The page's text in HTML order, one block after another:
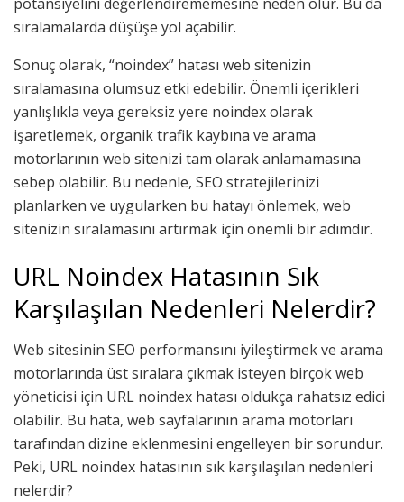
sıralamalarda düşüşe yol açabilir.
Sonuç olarak, “noindex” hatası web sitenizin
sıralamasına olumsuz etki edebilir. Önemli içerikleri
yanlışlıkla veya gereksiz yere noindex olarak
işaretlemek, organik trafik kaybına ve arama
motorlarının web sitenizi tam olarak anlamamasına
sebep olabilir. Bu nedenle, SEO stratejilerinizi
planlarken ve uygularken bu hatayı önlemek, web
sitenizin sıralamasını artırmak için önemli bir adımdır.
URL Noindex Hatasının Sık
Karşılaşılan Nedenleri Nelerdir?
Web sitesinin SEO performansını iyileştirmek ve arama
motorlarında üst sıralara çıkmak isteyen birçok web
yöneticisi için URL noindex hatası oldukça rahatsız edici
olabilir. Bu hata, web sayfalarının arama motorları
tarafından dizine eklenmesini engelleyen bir sorundur.
Peki, URL noindex hatasının sık karşılaşılan nedenleri
nelerdir?